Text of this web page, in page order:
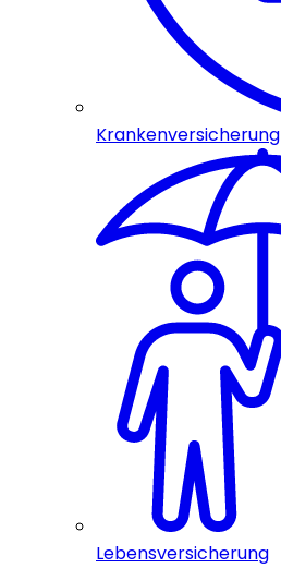
Krankenversicherung
Lebensversicherung